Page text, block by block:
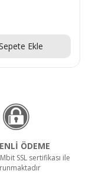
Ekle
ÖDEME
SSL sertifikası ile